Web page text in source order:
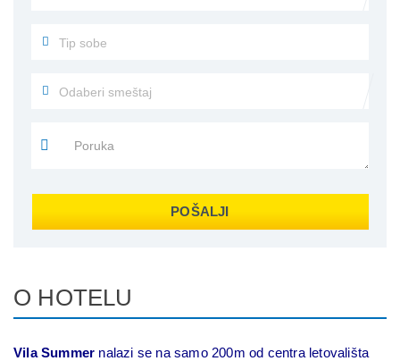
POŠALJI
O HOTELU
Vila Summer nalazi se na samo 200m od centra letovališta